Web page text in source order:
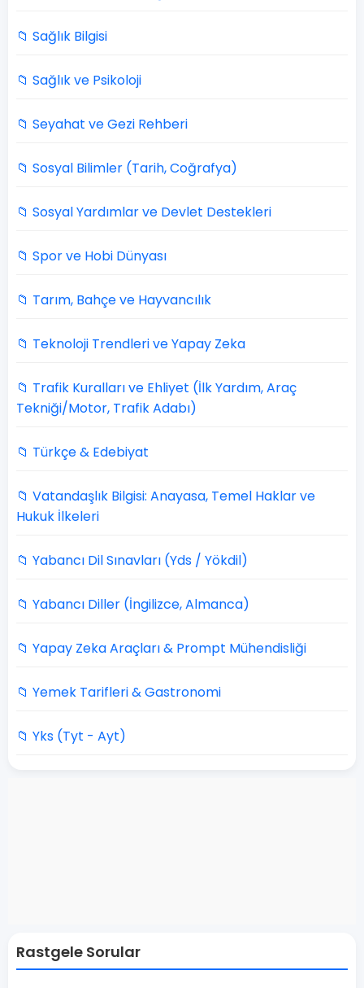
📁 Sağlık Bilgisi
📁 Sağlık ve Psikoloji
📁 Seyahat ve Gezi Rehberi
📁 Sosyal Bilimler (Tarih, Coğrafya)
📁 Sosyal Yardımlar ve Devlet Destekleri
📁 Spor ve Hobi Dünyası
📁 Tarım, Bahçe ve Hayvancılık
📁 Teknoloji Trendleri ve Yapay Zeka
📁 Trafik Kuralları ve Ehliyet (İlk Yardım, Araç
Tekniği/Motor, Trafik Adabı)
📁 Türkçe & Edebiyat
📁 Vatandaşlık Bilgisi: Anayasa, Temel Haklar ve
Hukuk İlkeleri
📁 Yabancı Dil Sınavları (Yds / Yökdil)
📁 Yabancı Diller (İngilizce, Almanca)
📁 Yapay Zeka Araçları & Prompt Mühendisliği
📁 Yemek Tarifleri & Gastronomi
📁 Yks (Tyt - Ayt)
Rastgele Sorular